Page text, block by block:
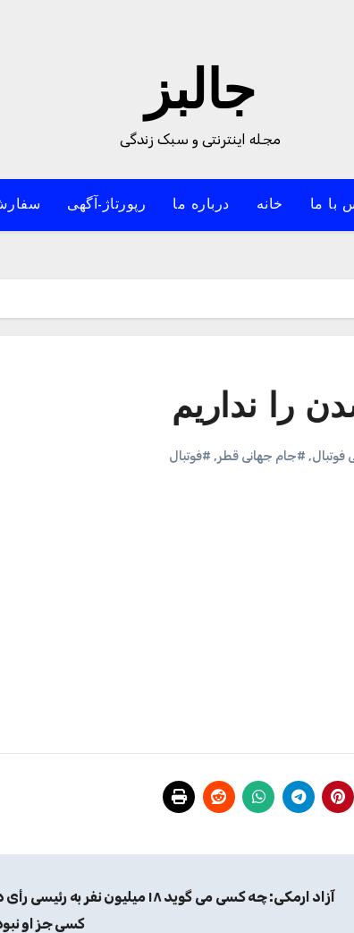
جالبز
مجله اینترنتی و سبک زندگی
با ما خانه درباره ما رپورتاژ-آگهی
را نداریم
فوتبال, #جام جهانی قطر, #فوتبال
آزاد ارمکی: چه کسی می گوید ۱۸ میلیون نفر به
کسی جز او